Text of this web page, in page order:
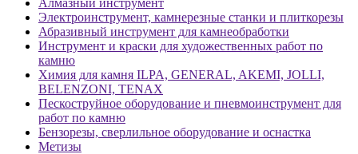
Алмазный инструмент
Электроинструмент, камнерезные станки и плиткорезы
Абразивный инструмент для камнеобработки
Инструмент и краски для художественных работ по
камню
Химия для камня ILPA, GENERAL, AKEMI, JOLLI,
BELENZONI, TENAX
Пескоструйное оборудование и пневмоинструмент для
работ по камню
Бензорезы, сверлильное оборудование и оснастка
Метизы